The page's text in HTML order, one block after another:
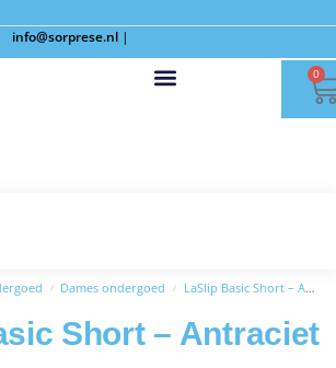
info@sorprese.nl |
0
/ Dames ondergoed / LaSlip Basic Short – Antraciet – Onderbroek Dames
Short – Antraciet